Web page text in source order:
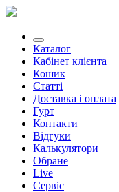
Каталог
Кабінет клієнта
Кошик
Статті
Доставка і оплата
Гурт
Контакти
Відгуки
Калькулятори
Обране
Live
Сервіс